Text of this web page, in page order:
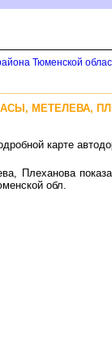
Тюменской
МЕТЕЛЕВА,
карте
Плеханова
обл.